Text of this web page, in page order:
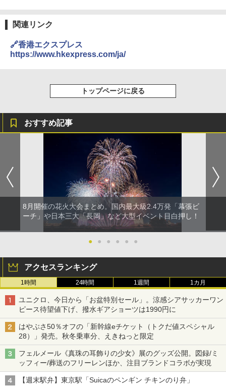
ENDLESS BASE 《めざましテレビで紹介》
テント ワンタッチ RENEW 幅200 2-3人用 43
500002(88859)
広げるだけ パッとサッとテント ブラックコ
簡単設置 ポップアップテント エクルベージ
ュ(BC仕様) PATC-150B(EB)
￥9,990
[キャンパーズコレクション 山善] 傘みたいに
広げるだけ パッとサッとテント キューブワ
イド ブラックコーティング フルクローズ メ
ッシュ 4人用 簡単設置 ポップアップテント P
ATCW-150B エクルベージュ
BUNDOK(バンドック)ソロ ドーム 1 EX BDK
-08EX カーキ ソロキャンプ ポリエステル フ
￥-
DEWEL パラソル 大型 ビーチ アウトドアパ
防水 UVカット 4段階高さ調整 軽量 収納袋付
￥6,459
ポインターライト 強力 小型 緑色/赤色/青紫色
USB充電式 高精度 超長距離照射 長時間使用
可能 安全ロック付き 高安全性 金属製耐久 コ
ンパクト多機能設計 持ち運び便利 アウトド
ア/オフィス/教育現場/展示会用 緑
￥1,180
関連リンク
🔗香港エクスプレス
https://www.hkexpress.com/ja/
トップページに戻る
おすすめ記事
8月開催の花火大会まとめ。国内最大級2.4万発「幕張ビ
ーチ」や日本三大「長岡」など大型イベント目白押し！
● ● ● ● ● ●
アクセスランキング
1時間 24時間 1週間 1カ月
ユニクロ、今日から「お盆特別セール」。涼感シアサッカーワン
ピース待望値下げ、撥水ギアショーツは1990円に
はやぶさ50％オフの「新幹線eチケット（トクだ値スペシャル
28）」発売。秋冬乗車分、えきねっと限定
フェルメール《真珠の耳飾りの少女》展のグッズ公開。図録/ミ
ッフィー/葬送のフリーレンほか、注目ブランドコラボが実現
【週末駅弁】東京駅「Suicaのペンギン チキンのり弁」